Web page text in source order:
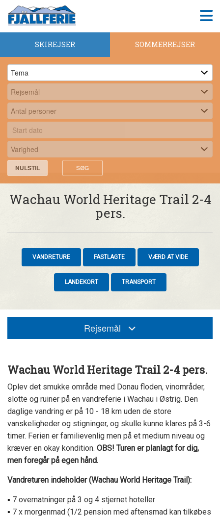
SKIREJSER SOMMERREJSER
NULSTIL SØG
Wachau World Heritage Trail 2-4
pers.
VANDRETURE FASTLAGTE VÆRD AT VIDE
LANDEKORT TRANSPORT
Rejsemål
Wachau World Heritage Trail 2-4 pers.
Oplev det smukke område med Donau floden, vinområder,
slotte og ruiner på en vandreferie i Wachau i Østrig. Den
daglige vandring er på 10 - 18 km uden de store
vanskeligheder og stigninger, og skulle kunne klares på 3-6
timer. Ferien er familievenlig men på et medium niveau og
kræver en okay kondition. OBS! Turen er planlagt for dig,
men foregår på egen hånd.
Vandreturen indeholder (Wachau World Heritage Trail):
▪ 7 overnatninger på 3 og 4 stjernet hoteller
▪ 7 x morgenmad (1/2 pension med aftensmad kan tilkøbes